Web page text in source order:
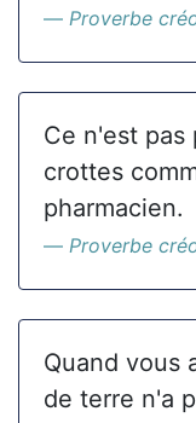
Proverbe
Ce n'est pas
crottes
pharmacien.
Proverbe
Quand vous
de terre n'a